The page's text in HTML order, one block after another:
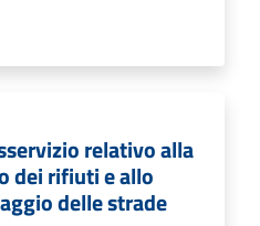
relativo alla
dei rifiuti e allo
delle strade